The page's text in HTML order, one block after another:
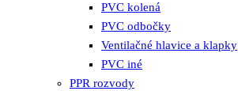
PVC kolená
PVC odbočky
Ventilačné hlavice a klapky
PVC iné
PPR rozvody